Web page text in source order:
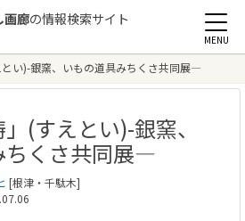
画廊の情報検索サイト
とい)-銀窯、いもの道具みちくさ共同展―
」(すえとい)-銀窯、
ちくさ共同展―
[根津・千駄木]